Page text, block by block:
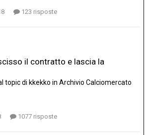
123 risposte
il contratto e lascia la
topic di kkekko in Archivio Calciomercato
1077 risposte